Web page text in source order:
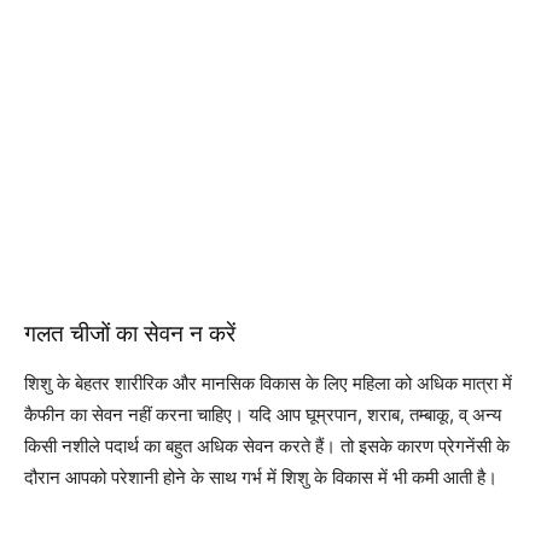
गलत चीजों का सेवन न करें
शिशु के बेहतर शारीरिक और मानसिक विकास के लिए महिला को अधिक मात्रा में
कैफीन का सेवन नहीं करना चाहिए। यदि आप घूम्रपान, शराब, तम्बाकू, व् अन्य
किसी नशीले पदार्थ का बहुत अधिक सेवन करते हैं। तो इसके कारण प्रेगनेंसी के
दौरान आपको परेशानी होने के साथ गर्भ में शिशु के विकास में भी कमी आती है।